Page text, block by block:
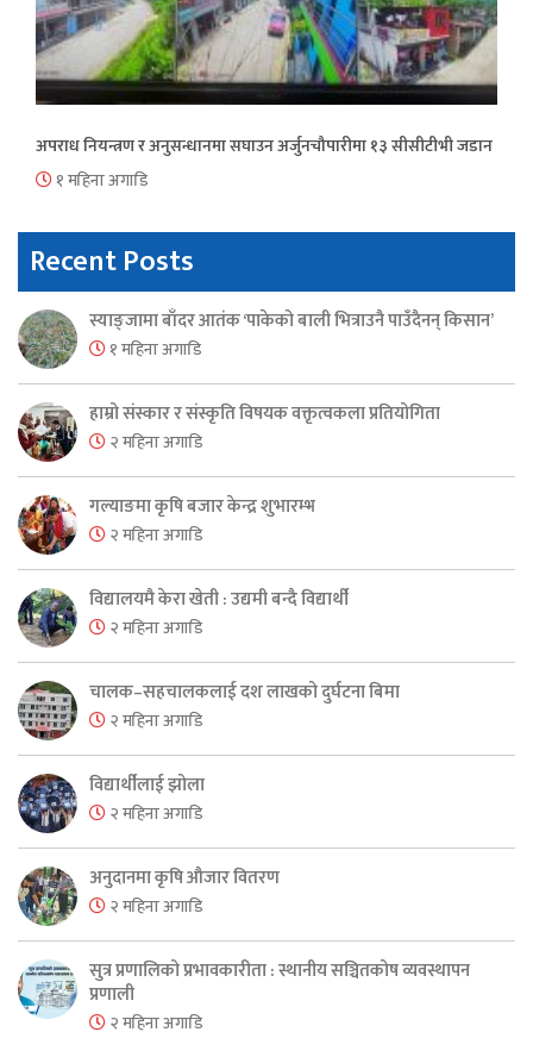
अपराध नियन्त्रण र अनुसन्धानमा सघाउन अर्जुनचौपारीमा १३ सीसीटीभी जडान
१ महिना अगाडि
Recent Posts
स्याङ्जामा बाँदर आतंक ‘पाकेको बाली भित्राउनै पाउँदैनन् किसान’
१ महिना अगाडि
हाम्रो संस्कार र संस्कृति विषयक वक्तृत्वकला प्रतियोगिता
२ महिना अगाडि
गल्याङमा कृषि बजार केन्द्र शुभारम्भ
२ महिना अगाडि
विद्यालयमै केरा खेती : उद्यमी बन्दै विद्यार्थी
२ महिना अगाडि
चालक–सहचालकलाई दश लाखको दुर्घटना बिमा
२ महिना अगाडि
विद्यार्थीलाई झोला
२ महिना अगाडि
अनुदानमा कृषि औजार वितरण
२ महिना अगाडि
सुत्र प्रणालिको प्रभावकारीता : स्थानीय सञ्चितकोष व्यवस्थापन
प्रणाली
२ महिना अगाडि